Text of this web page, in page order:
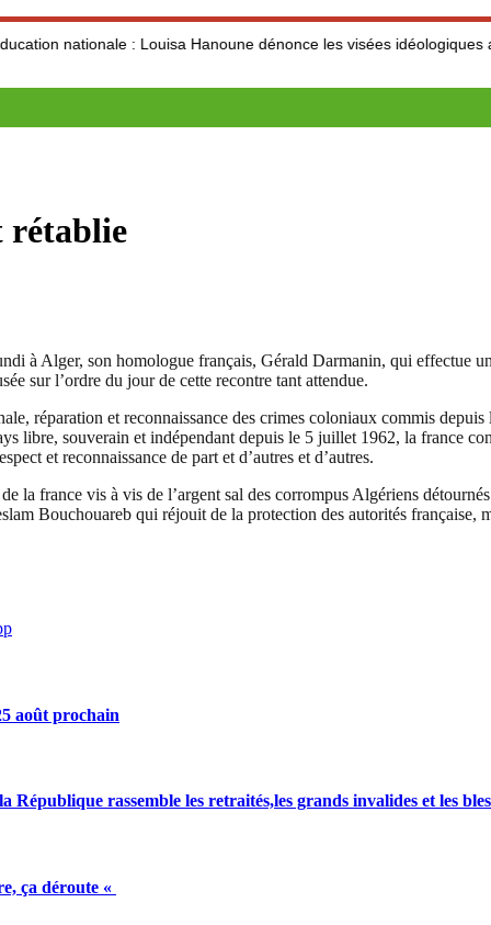
: Louisa Hanoune dénonce les visées idéologiques au dépend du
rétablie
à Alger, son homologue français, Gérald Darmanin, qui effectue
sur l’ordre du jour de cette recontre tant attendue.
réparation et reconnaissance des crimes coloniaux commis
libre, souverain et indépendant depuis le 5 juillet 1962, la france
et reconnaissance de part et d’autres et d’autres.
la france vis à vis de l’argent sal des corrompus Algériens
Bouchouareb qui réjouit de la protection des autorités française,
août prochain
rassemble les retraités,les grands invalides et les
ça déroute «